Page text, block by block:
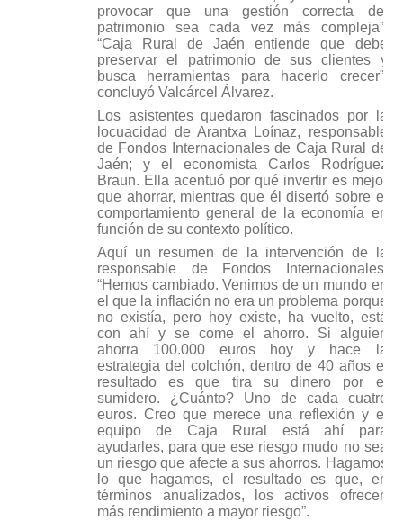
provocar que una gestión correcta del
patrimonio sea cada vez más compleja”.
“Caja Rural de Jaén entiende que debe
preservar el patrimonio de sus clientes y
busca herramientas para hacerlo crecer”,
concluyó Valcárcel Álvarez.
Los asistentes quedaron fascinados por la
locuacidad de Arantxa Loínaz, responsable
de Fondos Internacionales de Caja Rural de
Jaén; y el economista Carlos Rodríguez
Braun. Ella acentuó por qué invertir es mejor
que ahorrar, mientras que él disertó sobre el
comportamiento general de la economía en
función de su contexto político.
Aquí un resumen de la intervención de la
responsable de Fondos Internacionales:
“Hemos cambiado. Venimos de un mundo en
el que la inflación no era un problema porque
no existía, pero hoy existe, ha vuelto, está
con ahí y se come el ahorro. Si alguien
ahorra 100.000 euros hoy y hace la
estrategia del colchón, dentro de 40 años el
resultado es que tira su dinero por el
sumidero. ¿Cuánto? Uno de cada cuatro
euros. Creo que merece una reflexión y el
equipo de Caja Rural está ahí para
ayudarles, para que ese riesgo mudo no sea
un riesgo que afecte a sus ahorros. Hagamos
lo que hagamos, el resultado es que, en
términos anualizados, los activos ofrecen
más rendimiento a mayor riesgo”.